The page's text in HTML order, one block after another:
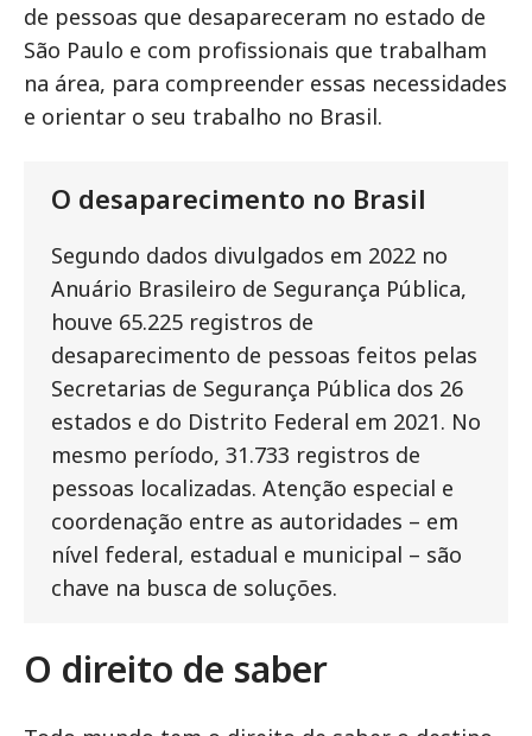
de pessoas que desapareceram no estado de
São Paulo e com profissionais que trabalham
na área, para compreender essas necessidades
e orientar o seu trabalho no Brasil.
O desaparecimento no Brasil
Segundo dados divulgados em 2022 no
Anuário Brasileiro de Segurança Pública,
houve 65.225 registros de
desaparecimento de pessoas feitos pelas
Secretarias de Segurança Pública dos 26
estados e do Distrito Federal em 2021. No
mesmo período, 31.733 registros de
pessoas localizadas. Atenção especial e
coordenação entre as autoridades – em
nível federal, estadual e municipal – são
chave na busca de soluções.
O direito de saber